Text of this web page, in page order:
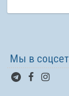
Мы в